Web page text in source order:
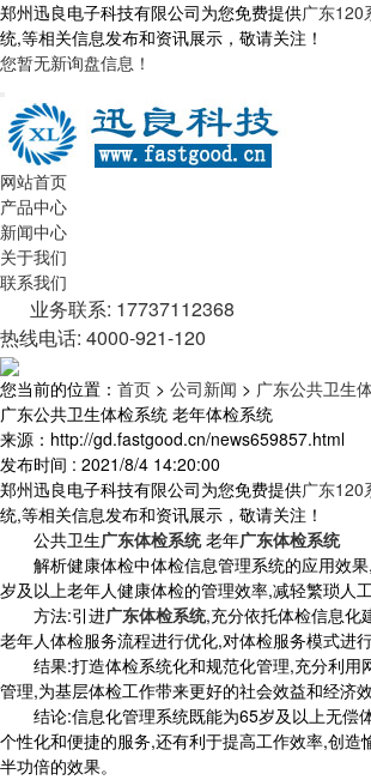
郑州迅良电子科技有限公司为您免费提供广东120
统,等相关信息发布和资讯展示，敬请关注！
您暂无新询盘信息！
网站首页
产品中心
新闻中心
关于我们
联系我们
业务联系: 17737112368
热线电话: 4000-921-120
您当前的位置： 首页 > 公司新闻 > 广东公共卫生
广东公共卫生体检系统 老年体检系统
来源：http://gd.fastgood.cn/news659857.html
发布时间 : 2021/8/4 14:20:00
郑州迅良电子科技有限公司为您免费提供广东120
统,等相关信息发布和资讯展示，敬请关注！
公共卫生广东体检系统老年广东体检系统
解析健康体检中体检信息管理系统的应用效果
岁及以上老年人健康体检的管理效率,减轻繁琐人
方法:引进广东体检系统,充分依托体检信息化
老年人体检服务流程进行优化,对体检服务模式进行
结果:打造体检系统化和规范化管理,充分利用
管理,为基层体检工作带来更好的社会效益和经济效
结论:信息化管理系统既能为65岁及以上无偿体
个性化和便捷的服务,还有利于提高工作效率,创造
半功倍的效果。